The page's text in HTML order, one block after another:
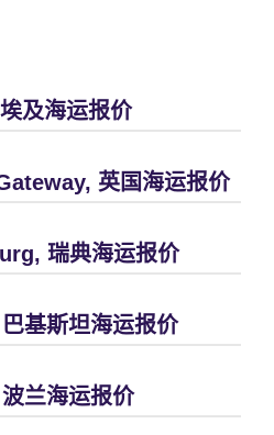
及海运报价
英国海运报价
瑞典海运报价
基斯坦海运报价
兰海运报价